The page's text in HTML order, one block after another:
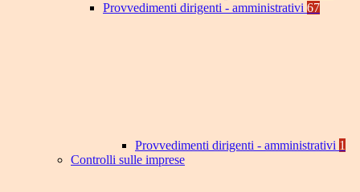
Provvedimenti dirigenti - amministrativi 67
Provvedimenti dirigenti - amministrativi 1
Controlli sulle imprese